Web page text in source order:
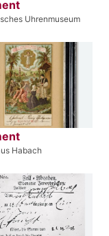
Uhrenmuseum
Habach